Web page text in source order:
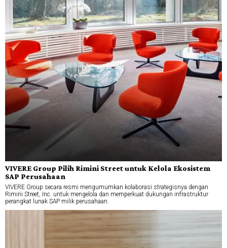
VIVERE Group Pilih Rimini Street untuk Kelola Ekosistem
SAP Perusahaan
VIVERE Group secara resmi mengumumkan kolaborasi strategisnya dengan
Rimini Street, Inc. untuk mengelola dan memperkuat dukungan infrastruktur
perangkat lunak SAP milik perusahaan.